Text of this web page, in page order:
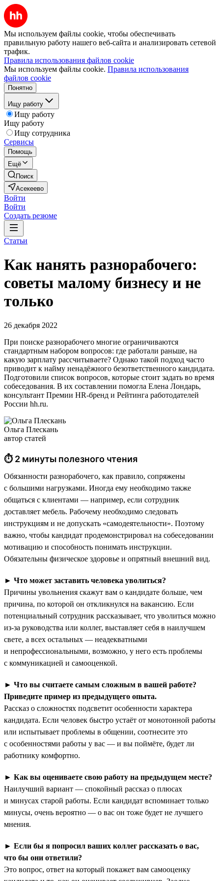
Мы используем файлы cookie, чтобы обеспечивать
правильную работу нашего веб-сайта и анализировать сетевой
трафик.
Правила использования файлов cookie
Мы используем файлы cookie. Правила использования
файлов cookie
Понятно
Ищу работу
Ищу работу
Ищу работу
Ищу сотрудника
Сервисы
Помощь
Ещё
Поиск
Асекеево
Войти
Войти
Создать резюме
Статьи
Как нанять разнорабочего:
советы малому бизнесу и не
только
26 декабря 2022
При поиске разнорабочего многие ограничиваются
стандартным набором вопросов: где работали раньше, на
какую зарплату рассчитываете? Однако такой подход часто
приводит к найму ненадёжного безответственного кандидата.
Подготовили список вопросов, которые стоит задать во время
собеседования. В их составлении помогла Елена Лондарь,
консультант Премии HR-бренд и Рейтинга работодателей
России hh.ru.
Ольга Плескань
автор статей
⏱ 2 минуты полезного чтения
Обязанности разнорабочего, как правило, сопряжены
с большими нагрузками. Иногда ему необходимо также
общаться с клиентами — например, если сотрудник
доставляет мебель. Рабочему необходимо следовать
инструкциям и не допускать «самодеятельности». Поэтому
важно, чтобы кандидат продемонстрировал на собеседовании
мотивацию и способность понимать инструкции.
Обязательны физическое здоровье и опрятный внешний вид.
► Что может заставить человека уволиться?
Причины увольнения скажут вам о кандидате больше, чем
причина, по которой он откликнулся на вакансию. Если
потенциальный сотрудник рассказывает, что уволиться можно
из-за руководства или коллег, выставляет себя в наилучшем
свете, а всех остальных — неадекватными
и непрофессиональными, возможно, у него есть проблемы
с коммуникацией и самооценкой.
► Что вы считаете самым сложным в вашей работе?
Приведите пример из предыдущего опыта.
Рассказ о сложностях подсветит особенности характера
кандидата. Если человек быстро устаёт от монотонной работы
или испытывает проблемы в общении, соотнесите это
с особенностями работы у вас — и вы поймёте, будет ли
работнику комфортно.
► Как вы оцениваете свою работу на предыдущем месте?
Наилучший вариант — спокойный рассказ о плюсах
и минусах старой работы. Если кандидат вспоминает только
минусы, очень вероятно — о вас он тоже будет не лучшего
мнения.
► Если бы я попросил ваших коллег рассказать о вас,
что бы они ответили?
Это вопрос, ответ на который покажет вам самооценку